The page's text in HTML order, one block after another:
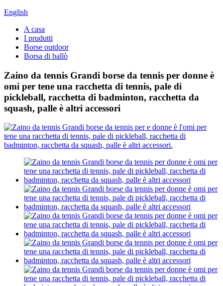
English
A casa
I prudutti
Borse outdoor
Borsa di ballò
Zaino da tennis Grandi borse da tennis per donne è
omi per tene una racchetta di tennis, pale di
pickleball, racchetta di badminton, racchetta da
squash, palle è altri accessori